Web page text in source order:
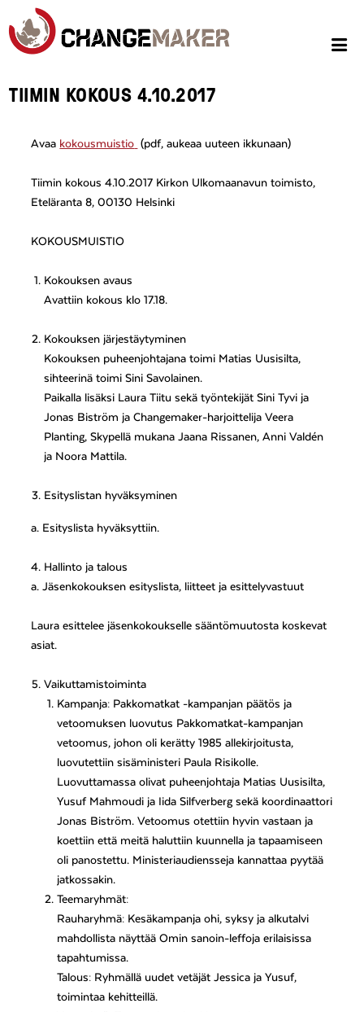
TIIMIN KOKOUS 4.10.2017
Avaa kokousmuistio (pdf, aukeaa uuteen ikkunaan)
Tiimin kokous 4.10.2017 Kirkon Ulkomaanavun toimisto,
Eteläranta 8, 00130 Helsinki
KOKOUSMUISTIO
Kokouksen avaus
Avattiin kokous klo 17.18.
Kokouksen järjestäytyminen
Kokouksen puheenjohtajana toimi Matias Uusisilta,
sihteerinä toimi Sini Savolainen.
Paikalla lisäksi Laura Tiitu sekä työntekijät Sini Tyvi ja
Jonas Biström ja Changemaker-harjoittelija Veera
Planting, Skypellä mukana Jaana Rissanen, Anni Valdén
ja Noora Mattila.
Esityslistan hyväksyminen
a. Esityslista hyväksyttiin.
4. Hallinto ja talous
a. Jäsenkokouksen esityslista, liitteet ja esittelyvastuut
Laura esittelee jäsenkokoukselle sääntömuutosta koskevat
asiat.
Vaikuttamistoiminta
Kampanja: Pakkomatkat -kampanjan päätös ja
vetoomuksen luovutus Pakkomatkat-kampanjan
vetoomus, johon oli kerätty 1985 allekirjoitusta,
luovutettiin sisäministeri Paula Risikolle.
Luovuttamassa olivat puheenjohtaja Matias Uusisilta,
Yusuf Mahmoudi ja Iida Silfverberg sekä koordinaattori
Jonas Biström. Vetoomus otettiin hyvin vastaan ja
koettiin että meitä haluttiin kuunnella ja tapaamiseen
oli panostettu. Ministeriaudiensseja kannattaa pyytää
jatkossakin.
Teemaryhmät:
Rauharyhmä: Kesäkampanja ohi, syksy ja alkutalvi
mahdollista näyttää Omin sanoin-leffoja erilaisissa
tapahtumissa.
Talous: Ryhmällä uudet vetäjät Jessica ja Yusuf,
toimintaa kehitteillä.